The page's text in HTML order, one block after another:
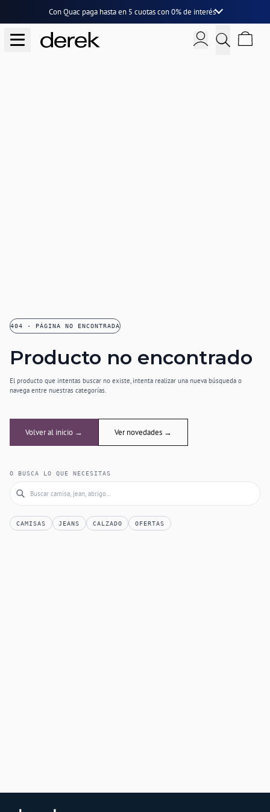
Con Quac paga hasta en 5 cuotascon0% de interés
404 · PÁGINA NO ENCONTRADA
Producto no encontrado
El producto que intentas buscar no existe, intenta realizar una nueva búsqueda o
navega entre nuestras categorías.
Volver al inicio → Ver novedades →
O BUSCA LO QUE NECESITAS
CAMISAS JEANS CALZADO OFERTAS